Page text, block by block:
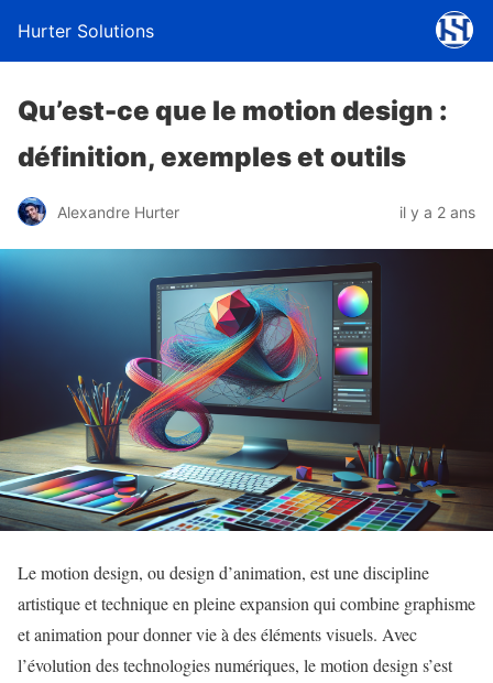
Hurter Solutions
Qu’est-ce que le motion design :
définition, exemples et outils
Alexandre Hurter il y a 2 ans
Le motion design, ou design d’animation, est une discipline
artistique et technique en pleine expansion qui combine graphisme
et animation pour donner vie à des éléments visuels. Avec
l’évolution des technologies numériques, le motion design s’est